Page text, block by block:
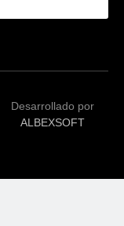
Desarrollado por
ALBEXSOFT